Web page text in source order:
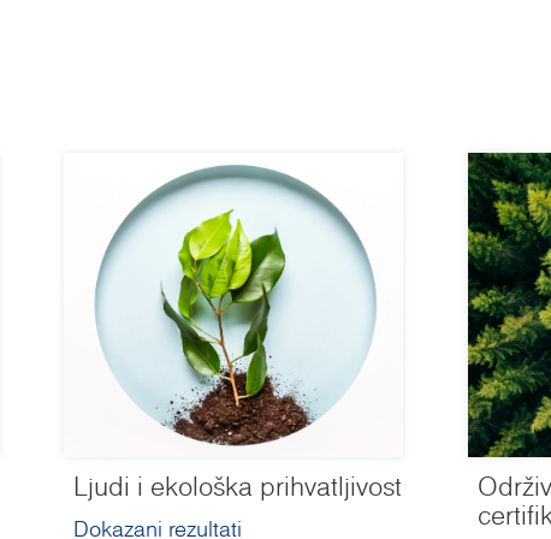
Ljudi i ekološka prihvatljivost
Dokazani rezultati